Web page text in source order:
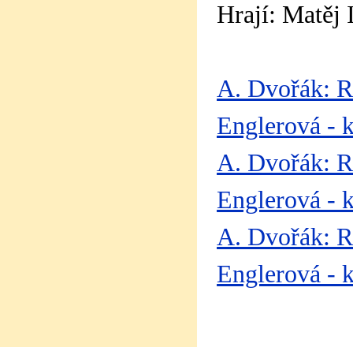
Hrají: Matěj
A. Dvořák:
Englerová -
A. Dvořák:
Englerová -
A. Dvořák:
Englerová -